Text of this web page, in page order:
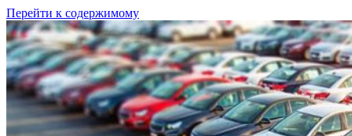
Перейти к содержимому